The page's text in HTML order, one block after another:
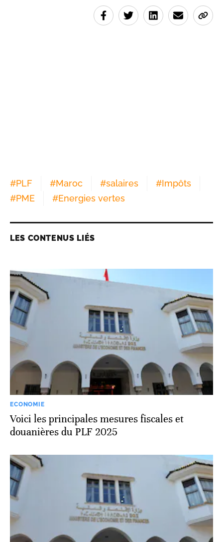
#PLF #Maroc #salaires #Impôts
#PME #Energies vertes
LES CONTENUS LIÉS
ECONOMIE
Voici les principales mesures fiscales et
douanières du PLF 2025